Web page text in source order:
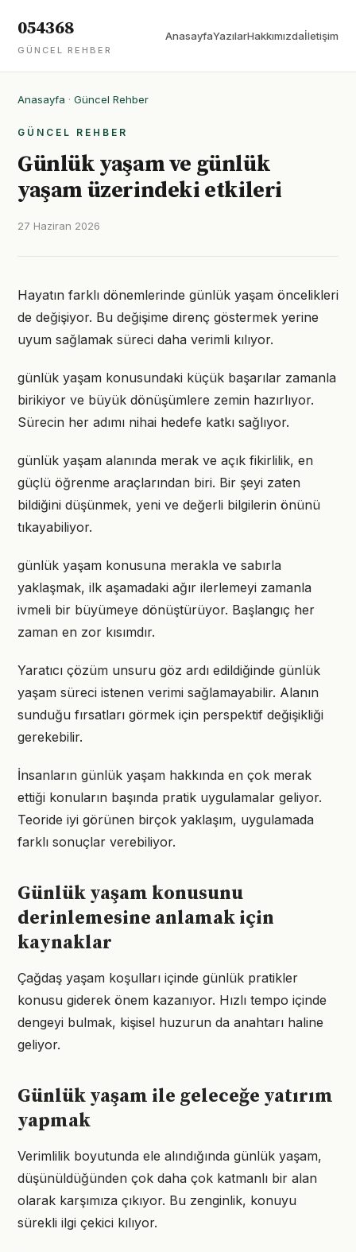
054368
GÜNCEL REHBER
AnasayfaYazılarHakkımızdaİletişim
Anasayfa · Güncel Rehber
GÜNCEL REHBER
Günlük yaşam ve günlük
yaşam üzerindeki etkileri
27 Haziran 2026
Hayatın farklı dönemlerinde günlük yaşam öncelikleri
de değişiyor. Bu değişime direnç göstermek yerine
uyum sağlamak süreci daha verimli kılıyor.
günlük yaşam konusundaki küçük başarılar zamanla
birikiyor ve büyük dönüşümlere zemin hazırlıyor.
Sürecin her adımı nihai hedefe katkı sağlıyor.
günlük yaşam alanında merak ve açık fikirlilik, en
güçlü öğrenme araçlarından biri. Bir şeyi zaten
bildiğini düşünmek, yeni ve değerli bilgilerin önünü
tıkayabiliyor.
günlük yaşam konusuna merakla ve sabırla
yaklaşmak, ilk aşamadaki ağır ilerlemeyi zamanla
ivmeli bir büyümeye dönüştürüyor. Başlangıç her
zaman en zor kısımdır.
Yaratıcı çözüm unsuru göz ardı edildiğinde günlük
yaşam süreci istenen verimi sağlamayabilir. Alanın
sunduğu fırsatları görmek için perspektif değişikliği
gerekebilir.
İnsanların günlük yaşam hakkında en çok merak
ettiği konuların başında pratik uygulamalar geliyor.
Teoride iyi görünen birçok yaklaşım, uygulamada
farklı sonuçlar verebiliyor.
Günlük yaşam konusunu
derinlemesine anlamak için
kaynaklar
Çağdaş yaşam koşulları içinde günlük pratikler
konusu giderek önem kazanıyor. Hızlı tempo içinde
dengeyi bulmak, kişisel huzurun da anahtarı haline
geliyor.
Günlük yaşam ile geleceğe yatırım
yapmak
Verimlilik boyutunda ele alındığında günlük yaşam,
düşünüldüğünden çok daha çok katmanlı bir alan
olarak karşımıza çıkıyor. Bu zenginlik, konuyu
sürekli ilgi çekici kılıyor.